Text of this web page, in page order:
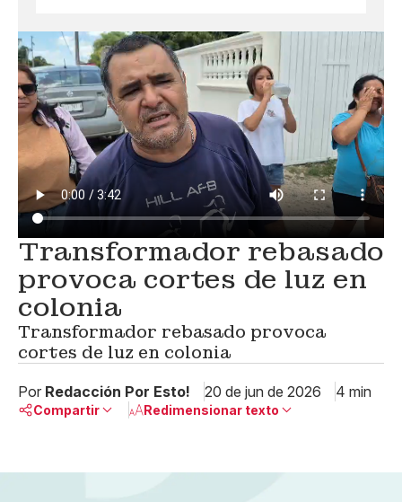
Transformador rebasado
provoca cortes de luz en
colonia
Transformador rebasado provoca
cortes de luz en colonia
Por Redacción Por Esto! 20 de jun de 2026 4 min
Compartir Redimensionar texto